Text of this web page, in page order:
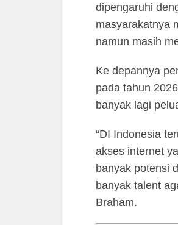
dipengaruhi
masyarakatnya
namun masih
Ke depannya
pada tahun
banyak lagi
“DI Indonesia
akses internet
banyak potensi
banyak talent
Braham.